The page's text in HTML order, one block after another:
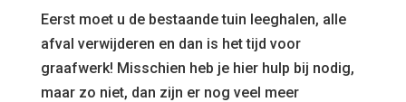
Eerst moet u de bestaande tuin leeghalen, alle
afval verwijderen en dan is het tijd voor
graafwerk! Misschien heb je hier hulp bij nodig,
maar zo niet, dan zijn er nog veel meer